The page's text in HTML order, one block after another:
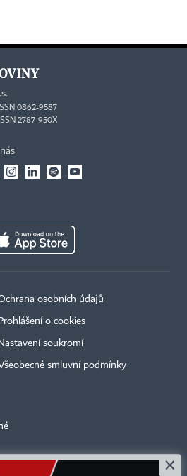
0862-9587
2787-950X
osobních údajů
Prohlášení o cookies
Nastavení soukromí
smluvní podmínky
×